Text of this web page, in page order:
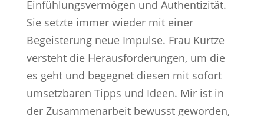
Einfühlungsvermögen und Authentizität.
Sie setzte immer wieder mit einer
Begeisterung neue Impulse. Frau Kurtze
versteht die Herausforderungen, um die
es geht und begegnet diesen mit sofort
umsetzbaren Tipps und Ideen. Mir ist in
der Zusammenarbeit bewusst geworden,